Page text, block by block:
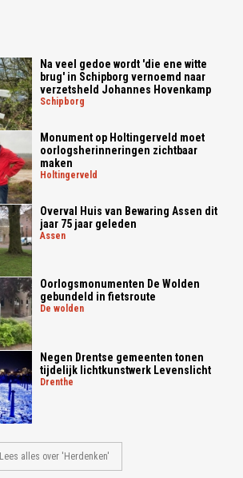
Na veel gedoe wordt 'die ene witte
brug' in Schipborg vernoemd naar
verzetsheld Johannes Hovenkamp
schipborg
Monument op Holtingerveld moet
oorlogsherinneringen zichtbaar
maken
holtingerveld
Overval Huis van Bewaring Assen dit
jaar 75 jaar geleden
assen
Oorlogsmonumenten De Wolden
gebundeld in fietsroute
de wolden
Negen Drentse gemeenten tonen
tijdelijk lichtkunstwerk Levenslicht
drenthe
Lees alles over 'Herdenken'